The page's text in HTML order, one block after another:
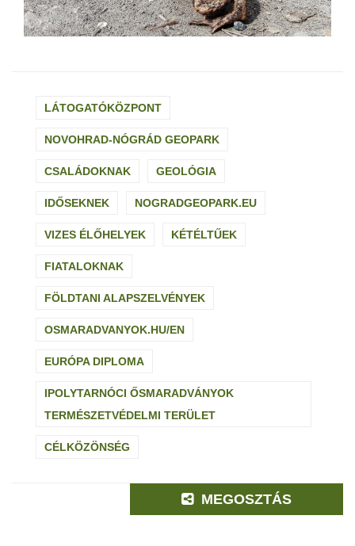
LÁTOGATÓKÖZPONT
NOVOHRAD-NÓGRÁD GEOPARK
CSALÁDOKNAK GEOLÓGIA
IDŐSEKNEK NOGRADGEOPARK.EU
VIZES ÉLŐHELYEK KÉTÉLTŰEK
FIATALOKNAK
FÖLDTANI ALAPSZELVÉNYEK
OSMARADVANYOK.HU/EN
EURÓPA DIPLOMA
IPOLYTARNÓCI ŐSMARADVÁNYOK
TERMÉSZETVÉDELMI TERÜLET
CÉLKÖZÖNSÉG
MEGOSZTÁS